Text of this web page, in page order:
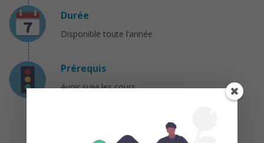
Durée
Disponible toute l’année
Prérequis
Avoir suivi les cours :
« Maîtrisez l’univers des cotisations
sociales »